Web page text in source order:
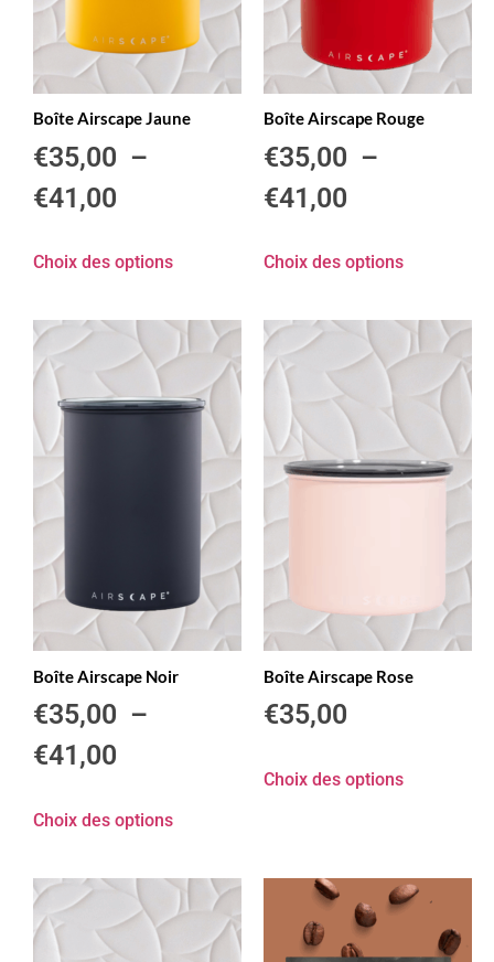
Boîte Airscape Jaune
€35,00 –
€41,00
Choix des options
Boîte Airscape Rouge
€35,00 –
€41,00
Choix des options
Boîte Airscape Noir
€35,00 –
€41,00
Choix des options
Boîte Airscape Rose
€35,00
Choix des options